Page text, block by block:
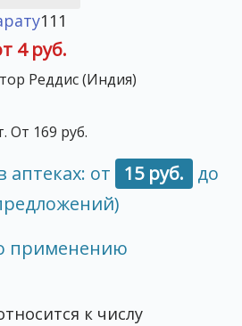
111
4 руб.
Реддис (Индия)
От 169 руб.
аптеках: от 15 руб.
до
применению
к числу